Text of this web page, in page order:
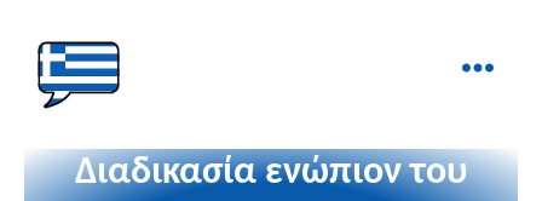
στα
Δάχτυλα!Διαδικασία ενώπιον του